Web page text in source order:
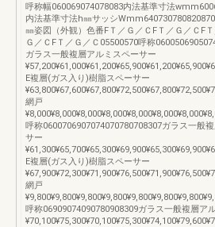
呼称幅060069074078083内法基準寸法
内法基準寸法h㎜サッシ
㎜姿図（外観）色番FＴ／Ｇ／ＣFＴ／Ｇ／ＣF
Ｇ／ＣFＴ／Ｇ／Ｃ05500570呼称
ガラス一般複層アルミスペーサー
E複層(ガス入り)樹脂スペーサー
網戸
呼称0600706907074070780708307ガラス一般
サー
E複層(ガス入り)樹脂スペーサー
網戸
呼称06909074090780908309ガラス一般複層ア